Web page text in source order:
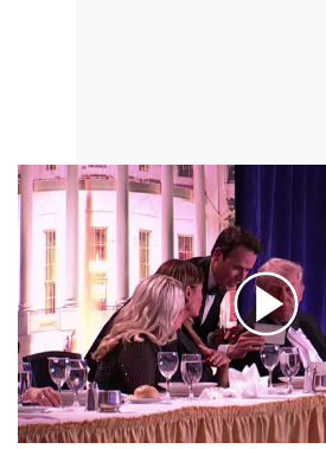
00:00/01:32